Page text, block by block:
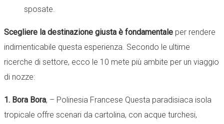
sposate.
Scegliere la destinazione giusta è fondamentale per rendere
indimenticabile questa esperienza. Secondo le ultime
ricerche di settore, ecco le 10 mete più ambite per un viaggio
di nozze:
1. Bora Bora, – Polinesia Francese Questa paradisiaca isola
tropicale offre scenari da cartolina, con acque turchesi,